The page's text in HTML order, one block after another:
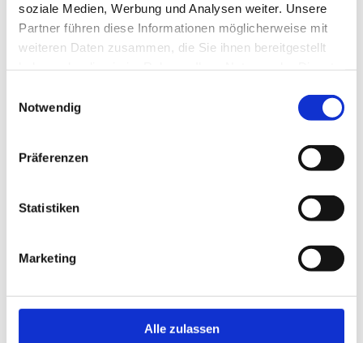
soziale Medien, Werbung und Analysen weiter. Unsere
Partner führen diese Informationen möglicherweise mit
weiteren Daten zusammen, die Sie ihnen bereitgestellt
Notwendig
Präferenzen
Statistiken
Marketing
Alle zulassen
Ich habe die Datenschutzerklärung zur Kenntnis genommen. Ich stimme
einer elektronischen Speicherung und Verarbeitung meiner eingegebenen